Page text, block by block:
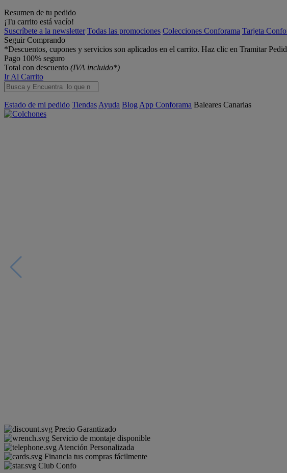
Resumen de tu pedido
¡Tu carrito está vacío!
Suscríbete a la newsletter Todas las promociones Colecciones Conforama Tarjeta
Seguir Comprando
*Descuentos, cupones y servicios son aplicados en el carrito. Haz clic en Tramitar
Pago 100% seguro
Total con descuento (IVA incluido*)
Ir Al Carrito
Estado de mi pedido Tiendas Ayuda Blog App Conforama Baleares Canarias
Precio Garantizado
Servicio de montaje disponible
Atención Personalizada
Financia tus compras fácilmente
Club Confo